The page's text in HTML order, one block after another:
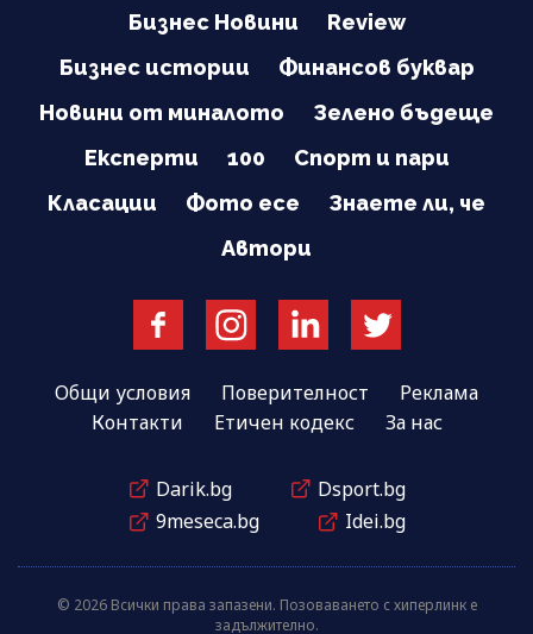
Бизнес Новини
Review
Бизнес истории
Финансов буквар
Новини от миналото
Зелено бъдеще
Експерти
100
Спорт и пари
Класации
Фото есе
Знаете ли, че
Автори
Общи условия Поверителност
Реклама
Контакти
Етичен кодекс За нас
Darik.bg
Dsport.bg
9meseca.bg
Idei.bg
© 2026 Всички права запазени. Позоваването с хиперлинк е
задължително.